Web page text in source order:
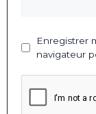
Enregistrer
navigateur